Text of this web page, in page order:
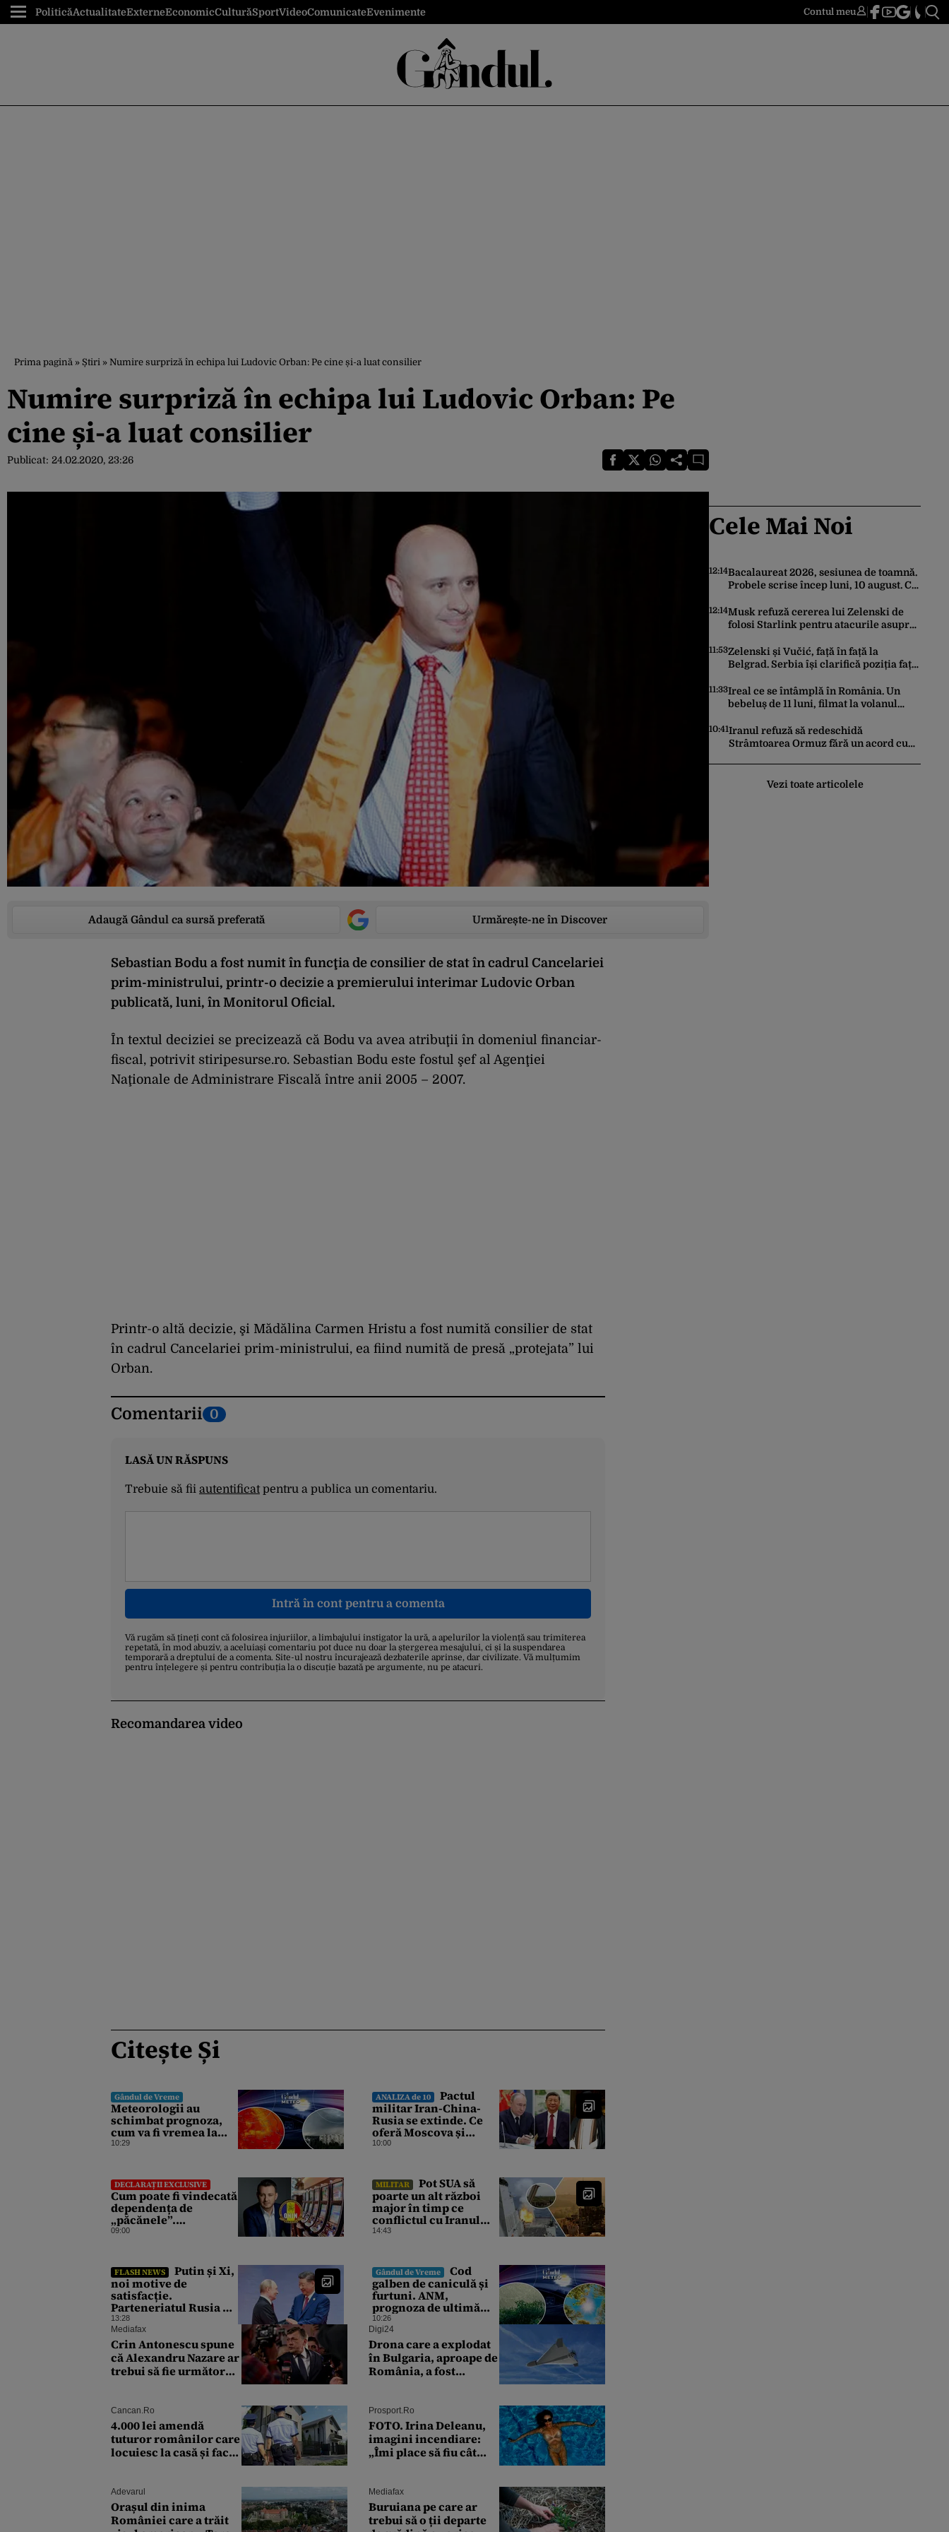
PoliticăActualitateExterneEconomicCulturăSportVideoComunicateEvenimente Contul meu
Prima pagină » Știri » Numire surpriză în echipa lui Ludovic Orban: Pe cine și-a luat consilier
Numire surpriză în echipa lui Ludovic Orban: Pe
cine și-a luat consilier
Publicat: 24.02.2020, 23:26
Adaugă Gândul ca sursă preferată Urmărește-ne în Discover
Sebastian Bodu a fost numit în funcţia de consilier de stat în cadrul Cancelariei
prim-ministrului, printr-o decizie a premierului interimar Ludovic Orban
publicată, luni, în Monitorul Oficial.
În textul deciziei se precizează că Bodu va avea atribuţii în domeniul financiar-
fiscal, potrivit stiripesurse.ro. Sebastian Bodu este fostul şef al Agenţiei
Naţionale de Administrare Fiscală între anii 2005 – 2007.
Printr-o altă decizie, şi Mădălina Carmen Hristu a fost numită consilier de stat
în cadrul Cancelariei prim-ministrului, ea fiind numită de presă „protejata” lui
Orban.
Comentarii 0
LASĂ UN RĂSPUNS
Trebuie să fii autentificatpentru a publica un comentariu.
Intră în cont pentru a comenta
Vă rugăm să țineți cont că folosirea injuriilor, a limbajului instigator la ură, a apelurilor la violență sau trimiterea
repetată, în mod abuziv, a aceluiași comentariu pot duce nu doar la ștergerea mesajului, ci și la suspendarea
temporară a dreptului de a comenta. Site-ul nostru încurajează dezbaterile aprinse, dar civilizate. Vă mulțumim
pentru înțelegere și pentru contribuția la o discuție bazată pe argumente, nu pe atacuri.
Recomandarea video
Citește Și
Gândul de Vreme
Meteorologii au
schimbat prognoza,
cum va fi vremea la
început de săptămână.
Gândul
10:29
ANALIZA de 10
Pactul
militar Iran-China-
Rusia se extinde. Ce
oferă Moscova și
Beijingul și care ar
10:00
DECLARAȚII EXCLUSIVE
Cum poate fi vindecată
dependența de
„păcănele”.
Președintele Oficiului
ordonanță de urgență
istorică și explică
procedura de
autoexcludere unică
09:00
MILITAR
Pot SUA să
poarte un alt război
major în timp ce
conflictul cu Iranul
epuizează stocurile de
14:43
FLASH NEWS
Putin și Xi,
noi motive de
satisfacție.
Parteneriatul Rusia –
China funcționează la
turație maximă,
schimburile
comerciale ating
niveluri record
13:28
Gândul de Vreme
Cod
galben de caniculă și
furtuni. ANM,
prognoza de ultimă
oră pentru București
și restul țării
10:26
Mediafax
Crin Antonescu spune
că Alexandru Nazare ar
trebui să fie următorul
Digi24
Drona care a explodat
în Bulgaria, aproape de
România, a fost
epavei
Cancan.ro
4.000 lei amendă
tuturor românilor care
locuiesc la casă și fac
nimeni
Prosport.ro
FOTO. Irina Deleanu,
imagini incendiare:
„Îmi place să fiu cât
Adevarul
Orașul din inima
României care a trăit
Mediafax
Buruiana pe care ar
trebui să o ții departe
Cele Mai Noi
12:14Bacalaureat 2026, sesiunea de toamnă.
Probele scrise încep luni, 10 august. Ce
12:14Musk refuză cererea lui Zelenski de
folosi Starlink pentru atacurile asupra
11:53Zelenski și Vučić, față în față la
Belgrad. Serbia își clarifică poziția față
11:33Ireal ce se întâmplă în România. Un
bebeluș de 11 luni, filmat la volanul
10:41Iranul refuză să redeschidă
Strâmtoarea Ormuz fără un acord cu
Vezi toate articolele